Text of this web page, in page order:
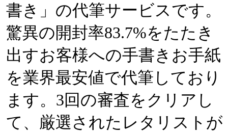
書き」の代筆サービスです。
驚異の開封率83.7%をたたき
出すお客様への手書きお手紙
を業界最安値で代筆しており
ます。3回の審査をクリアし
て、厳選されたレタリストが